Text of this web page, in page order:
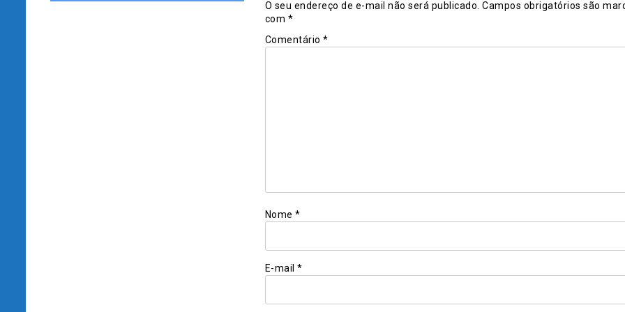
O seu endereço de e-mail não será publicado. Campos obrigatórios são
com *
Comentário *
Nome *
E-mail *